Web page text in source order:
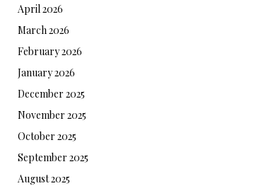
April 2026
March 2026
February 2026
January 2026
December 2025
November 2025
October 2025
September 2025
August 2025